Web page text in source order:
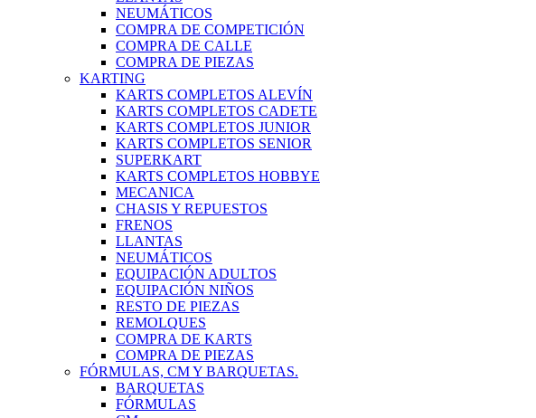
NEUMÁTICOS
COMPRA DE COMPETICIÓN
COMPRA DE CALLE
COMPRA DE PIEZAS
KARTING
KARTS COMPLETOS ALEVÍN
KARTS COMPLETOS CADETE
KARTS COMPLETOS JUNIOR
KARTS COMPLETOS SENIOR
SUPERKART
KARTS COMPLETOS HOBBYE
MECANICA
CHASIS Y REPUESTOS
FRENOS
LLANTAS
NEUMÁTICOS
EQUIPACIÓN ADULTOS
EQUIPACIÓN NIÑOS
RESTO DE PIEZAS
REMOLQUES
COMPRA DE KARTS
COMPRA DE PIEZAS
FÓRMULAS, CM Y BARQUETAS.
BARQUETAS
FÓRMULAS